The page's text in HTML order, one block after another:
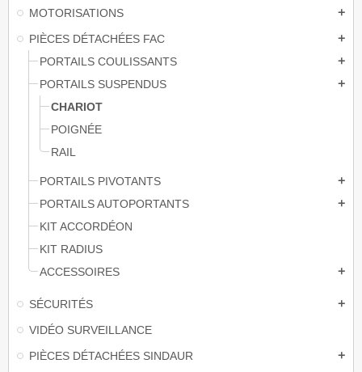
MOTORISATIONS add
PIÈCES DÉTACHÉES FAC add
PORTAILS COULISSANTS add
PORTAILS SUSPENDUS add
CHARIOT
POIGNÉE
RAIL
PORTAILS PIVOTANTS add
PORTAILS AUTOPORTANTS add
KIT ACCORDÉON
KIT RADIUS
ACCESSOIRES
add
SÉCURITÉS add
VIDÉO SURVEILLANCE
PIÈCES DÉTACHÉES SINDAUR
add